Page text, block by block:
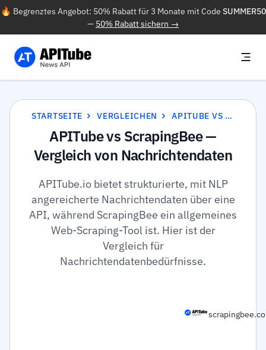
🔥 Begrenztes Angebot: 50% Rabatt für 3 Monate mit Code SUMMER50
— 50% Rabatt sichern →
STARTSEITE VERGLEICHEN APITUBE VS SCRAPINGBEE
APITube vs ScrapingBee —
Vergleich von Nachrichtendaten
APITube.io bietet strukturierte, mit NLP
angereicherte Nachrichtendaten über eine
API, während ScrapingBee ein allgemeines
Web-Scraping-Tool ist. Hier ist der
Vergleich für
Nachrichtendatenbedürfnisse.